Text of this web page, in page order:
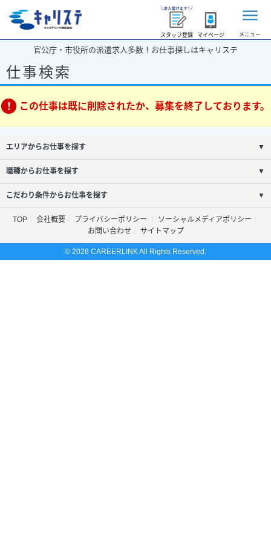
スタッフ登録 マイページ メニュー
官公庁・市役所の派遣求人多数！お仕事探しはキャリステ
仕事検索
この仕事は既に削除されたか、募集を終了しております。
エリアからお仕事を探す ▼
職種からお仕事を探す ▼
こだわり条件からお仕事を探す ▼
TOP 会社概要 プライバシーポリシー
ソーシャルメディアポリシー
お問い合わせ
サイトマップ
© 2026 CAREERLINK All Rights Reserved.